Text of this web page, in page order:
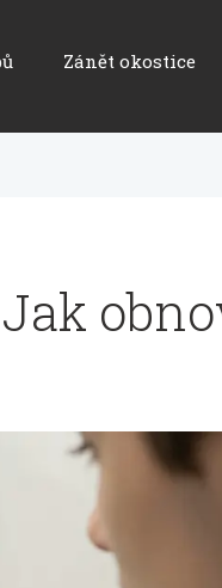
Zánět okostice